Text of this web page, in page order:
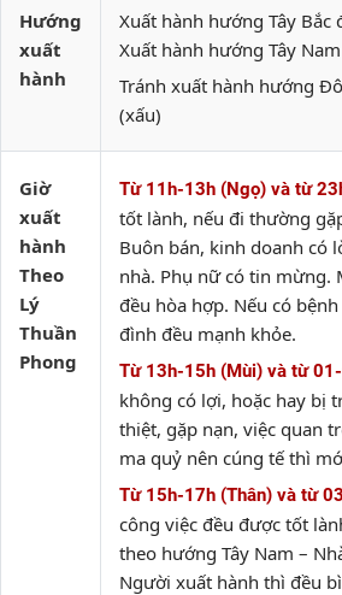
Hướng
xuất
hành
Xuất hành hướng Tây Bắc
Xuất hành hướng Tây
Tránh xuất hành hướng
(xấu)
Giờ
xuất
hành
Theo
Lý
Thuần
Phong
Từ 11h-13h (Ngọ) và từ
tốt lành, nếu đi thường
Buôn bán, kinh doanh có
nhà. Phụ nữ có tin mừng.
đều hòa hợp. Nếu có
đình đều mạnh khỏe.
Từ 13h-15h (Mùi) và từ
không có lợi, hoặc hay bị
thiệt, gặp nạn, việc quan
ma quỷ nên cúng tế thì
Từ 15h-17h (Thân) và từ
công việc đều được tốt
theo hướng Tây Nam –
Người xuất hành thì đều